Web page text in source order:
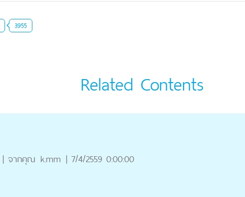
3955
Related Contents
| จากคุณ k.mm | 7/4/2559 0:00:00